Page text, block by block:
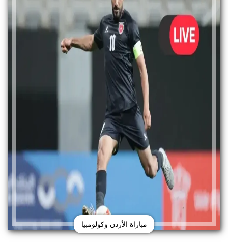
مباراة الأردن وكولومبيا